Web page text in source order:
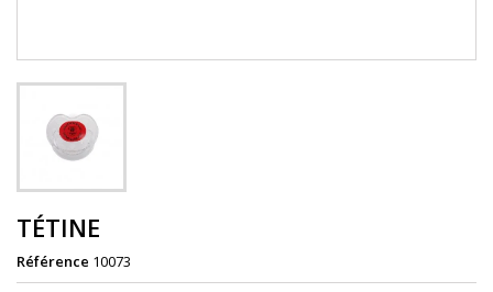
TÉTINE
Référence 10073